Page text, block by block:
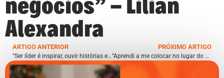
Alexandra
ARTIGO ANTERIOR
“Ser líder é inspirar, ouvir histórias e criar espaços para que as pessoas se sintam realizadas pessoal e profissionalmente” – Luana Krieger
PRÓXIMO ARTIGO
“Aprendi a me colocar no lugar do outro” – Daniel Assis da Silva